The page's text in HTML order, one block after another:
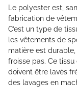
Le polyester est,
fabrication de
C’est un type de
les vêtements de
matière est
froisse pas. Ce
doivent être lavés
des lavages en